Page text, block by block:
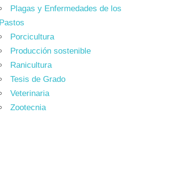
Plagas y Enfermedades de los
Pastos
Porcicultura
Producción sostenible
Ranicultura
Tesis de Grado
Veterinaria
Zootecnia